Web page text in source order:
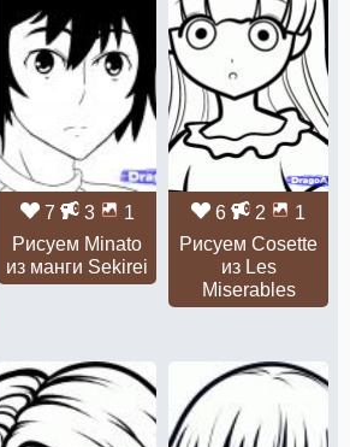
7 3
1
Рисуем Minato
из манги Sekirei
6 2
1
Рисуем Cosette
из Les
Miserables